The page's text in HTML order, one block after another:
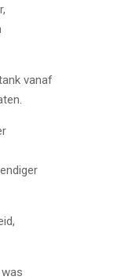
vanaf